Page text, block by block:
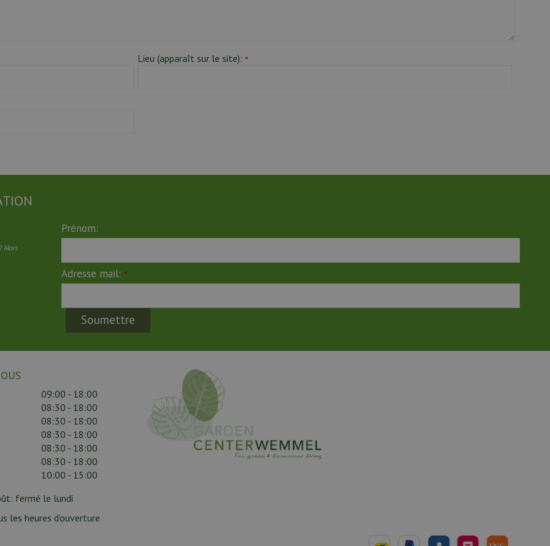
Lieu (apparaît sur le site): *
Alors
Prénom:
Adresse mail: *
09:00 - 18:00
08:30 - 18:00
08:30 - 18:00
08:30 - 18:00
08:30 - 18:00
08:30 - 18:00
10:00 - 15:00
fermé le lundi
les heures d’ouverture